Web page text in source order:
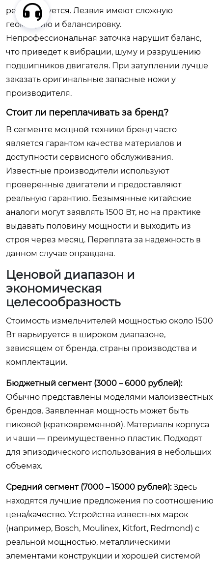
рекомендуется. Лезвия имеют сложную
геометрию и балансировку.
Непрофессиональная заточка нарушит баланс,
что приведет к вибрации, шуму и разрушению
подшипников двигателя. При затуплении лучше
заказать оригинальные запасные ножи у
производителя.
Стоит ли переплачивать за бренд?
В сегменте мощной техники бренд часто
является гарантом качества материалов и
доступности сервисного обслуживания.
Известные производители используют
проверенные двигатели и предоставляют
реальную гарантию. Безымянные китайские
аналоги могут заявлять 1500 Вт, но на практике
выдавать половину мощности и выходить из
строя через месяц. Переплата за надежность в
данном случае оправдана.
Ценовой диапазон и
экономическая
целесообразность
Стоимость измельчителей мощностью около 1500
Вт варьируется в широком диапазоне,
зависящем от бренда, страны производства и
комплектации.
Бюджетный сегмент (3000 – 6000 рублей):
Обычно представлены моделями малоизвестных
брендов. Заявленная мощность может быть
пиковой (кратковременной). Материалы корпуса
и чаши — преимущественно пластик. Подходят
для эпизодического использования в небольших
объемах.
Средний сегмент (7000 – 15000 рублей):Здесь
находятся лучшие предложения по соотношению
цена/качество. Устройства известных марок
(например, Bosch, Moulinex, Kitfort, Redmond) с
реальной мощностью, металлическими
элементами конструкции и хорошей системой